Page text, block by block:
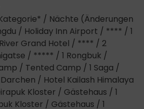
/ Nächte (Änderungen
/ Holiday Inn Airport / **** / 1
Grand Hotel / **** / 2
/ ***** / 1 Rongbuk /
/ Tented Camp / 1 Saga /
/ Hotel Kailash Himalaya
Kloster / Gästehaus / 1
Kloster / Gästehaus / 1